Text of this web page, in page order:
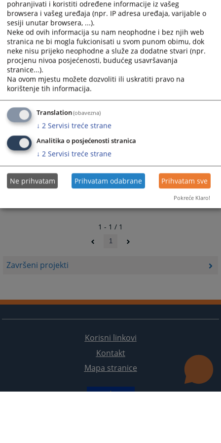
Završeni projekti
the
calendar
and
select
a
date.
Press
the
question
mark
key
to
get
the
keyboard
shortcuts
for
changing
the
calendar
and
select
a
date.
the
question
mark
key
to
the
keyboard
shortcuts
for
changing
1 - 1 / 1
1
Korisni linkovi
Kontakt
Mapa stranice
pohranjivati i koristiti određene informacije iz vašeg
browsera i vašeg uređaja (npr. IP adresa uređaja, varijable o
sesiji unutar browsera, ...).
Neke od ovih informacija su nam neophodne i bez njih web
stranica ne bi mogla fukcionisati u svom punom obimu, dok
neke nisu prijeko neophodne a služe za dodatne stvari (npr.
procjenu nivoa posjećenosti, budućeg usavršavanja
stranice...).
Na ovom mjestu možete dozvoliti ili uskratiti pravo na
korištenje tih informacija.
Translation(obavezna)
↓ 2 Servisi treće strane
Analitika o posjećenosti stranica
↓ 2 Servisi treće strane
Ne prihvatam Prihvatam odabrane Prihvatam sve
Pokreće Klaro!